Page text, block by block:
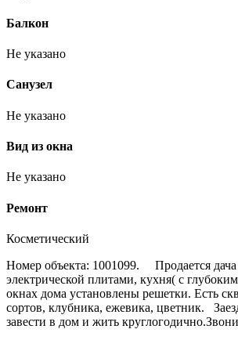
Балкон
Не указано
Санузел
Не указано
Вид из окна
Не указано
Ремонт
Косметический
Номер объекта: 1001099. Продается
электрической плитами, кухня( с
окнах дома установлены решетки. Есть
сортов, клубника, ежевика, цветник.
завести в дом и жить круглогодично.